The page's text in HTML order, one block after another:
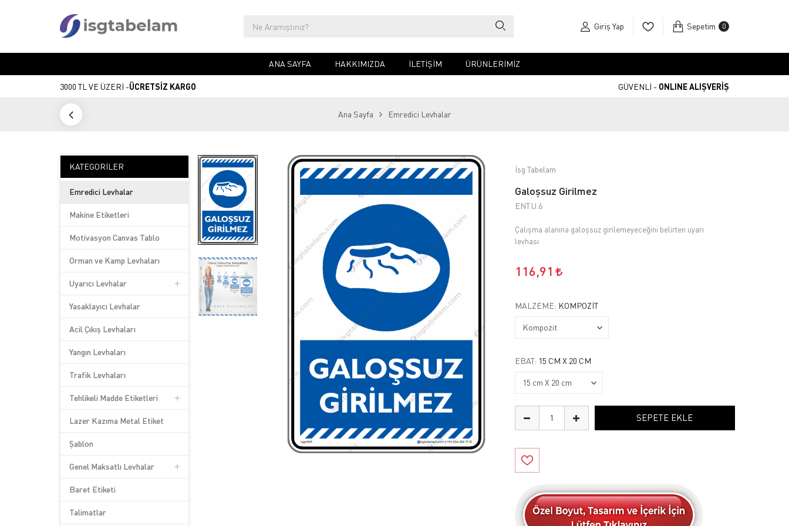
Giriş Yap Sepetim 0
ANA SAYFA HAKKIMIZDA İLETIŞIM ÜRÜNLERİMİZ
3000 TL VE ÜZERİ -ÜCRETSİZ KARGO GÜVENLİ - ONLINE ALIŞVERİŞ
Ana Sayfa Emredici Levhalar
KATEGORILER
Emredici Levhalar
Makine Etiketleri
Motivasyon Canvas Tablo
Orman ve Kamp Levhaları
Uyarıcı Levhalar
Yasaklayıcı Levhalar
Acil Çıkış Levhaları
Yangın Levhaları
Trafik Levhaları
Tehlikeli Madde Etiketleri
Lazer Kazıma Metal Etiket
Şablon
Genel Maksatlı Levhalar
Baret Etiketi
Talimatlar
İsg Tabelam
Galoşsuz Girilmez
ENT.U.6
Çalışma alanına galoşsuz girilemeyeceğini belirten uyarı
levhası
116,91
MALZEME: KOMPOZIT
EBAT: 15 CM X 20 CM
SEPETE EKLE